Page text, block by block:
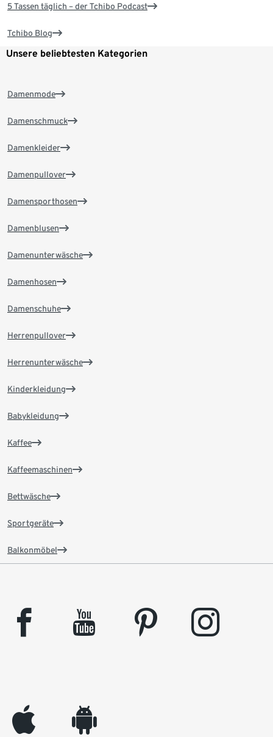
5 Tassen täglich – der Tchibo Podcast
Tchibo Blog
Unsere beliebtesten Kategorien
Damenmode
Damenschmuck
Damenkleider
Damenpullover
Damensporthosen
Damenblusen
Damenunterwäsche
Damenhosen
Damenschuhe
Herrenpullover
Herrenunterwäsche
Kinderkleidung
Babykleidung
Kaffee
Kaffeemaschinen
Bettwäsche
Sportgeräte
Balkonmöbel
facebook youtube pinterest instagram
appleinc android